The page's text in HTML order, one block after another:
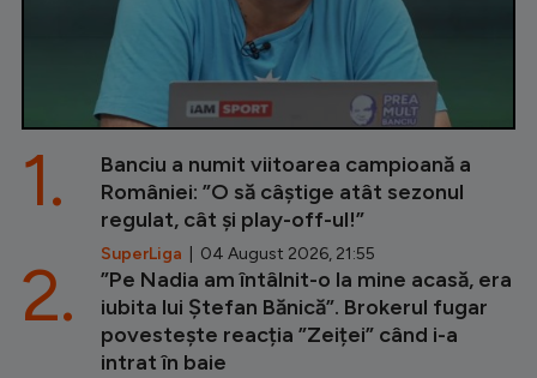
Banciu a numit viitoarea campioană a
României: ”O să câștige atât sezonul
regulat, cât și play-off-ul!”
SuperLiga | 04 August 2026, 21:55
1.
”Pe Nadia am întâlnit-o la mine acasă, era
iubita lui Ștefan Bănică”. Brokerul fugar
povestește reacția ”Zeiței” când i-a
intrat în baie
2.